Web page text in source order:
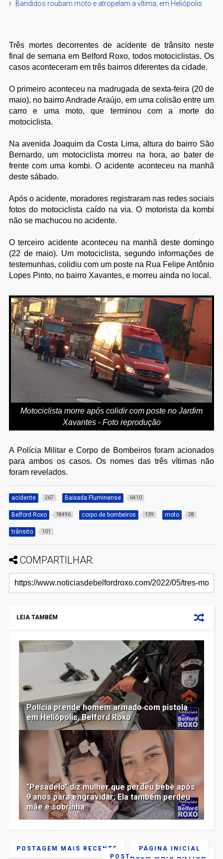
Bandidos roubam moto e atropelam a vítima, em Heliópolis
Três mortes decorrentes de acidente de trânsito neste
final de semana em Belford Roxo, todos motociclistas. Os
casos aconteceram em três bairros diferentes da cidade.
O primeiro aconteceu na madrugada de sexta-feira (20 de
maio), no bairro Andrade Araújo, em uma colisão entre um
carro e uma moto, que terminou com a morte do
motociclista.
Na avenida Joaquim da Costa Lima, altura do bairro São
Bernardo, um motociclista morreu na hora, ao bater de
frente com uma kombi. O acidente aconteceu na manhã
deste sábado.
Após o acidente, moradores registraram nas redes sociais
fotos do motociclista caído na via. O motorista da kombi
não se machucou no acidente.
O terceiro acidente aconteceu na manhã deste domingo
(22 de maio). Um motociclista, segundo informações de
testemunhas, colidiu com um poste na Rua Felipe Antônio
Lopes Pinto, no bairro Xavantes, e morreu ainda no local.
Motociclista morre após colidir com poste no Jardim
Xavantes - Foto reprodução
A Polícia Militar e Corpo de Bombeiros foram acionados
para ambos os casos. Os nomes das três vítimas não
foram revelados.
acidente 267 Baixada Fluminense 6410
Belford Roxo 18496 corpo de bombeiros 139 moto 28
trânsito 101
COMPARTILHAR:
LEIA TAMBÉM
Polícia prende homem armado com pistola
em Heliópolis, Belford Roxo
"Pesadelo" diz mulher que perdeu bebê após
9 anos para engravidar; Ela também perdeu
mãe e sobrinha
POSTAGEM MAIS RECENTE
POSTAGEM MAIS ANTIGA
PÁGINA INICIAL